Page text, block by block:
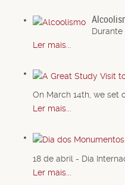
Ler mais...
On March 14th, we set
Ler mais...
18 de abril - Dia
Ler mais...